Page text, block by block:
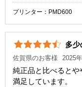
プリンター：PMD600
多少
佐賀県のお客様 2025
純正品と比べると
満足しています。